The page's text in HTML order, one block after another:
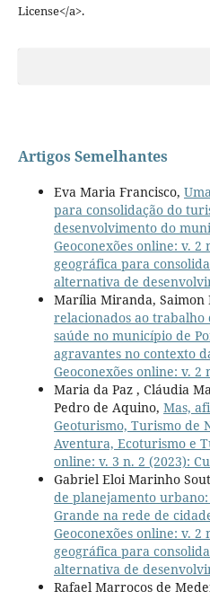
License</a>.
Artigos Semelhantes
Eva Maria Francisco,
para consolidação do
desenvolvimento do
Geoconexões online: v.
geográfica para
alternativa de
Marília Miranda, Saimon
relacionados ao
saúde no município de
agravantes no contexto
Geoconexões online: v. 2
Maria da Paz , Cláudia
Pedro de Aquino, Mas,
Geoturismo, Turismo de
Aventura, Ecoturismo e
online: v. 3 n. 2 (2023):
Gabriel Eloi Marinho
de planejamento
Grande na rede de
Geoconexões online: v.
geográfica para
alternativa de
Rafael Marrocos de